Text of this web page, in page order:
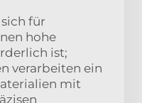
für
hohe
ist;
verarbeiten ein
mit